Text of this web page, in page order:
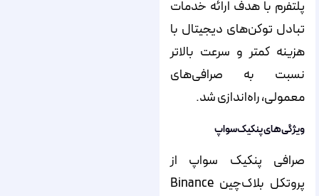
پلتفرم با هدف ارائه خدمات
تبادل توکن‌های دیجیتال با
هزینه کمتر و سرعت بالاتر
نسبت به صرافی‌های
معمولی، راه‌اندازی شد.
ویژگی‌های پنکیک‌سواپ
صرافی پنکیک سواپ از
پروتکل بلاک‌چین Binance